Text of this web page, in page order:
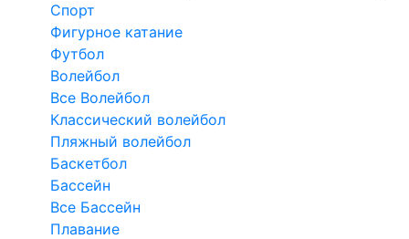
Спорт
Фигурное катание
Футбол
Волейбол
Все Волейбол
Классический волейбол
Пляжный волейбол
Баскетбол
Бассейн
Все Бассейн
Плавание